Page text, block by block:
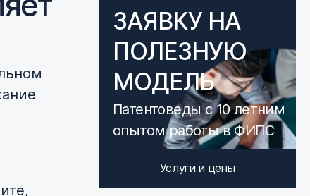
ЗАЯВКУ НА
ПОЛЕЗНУЮ
МОДЕЛЬ
Патентоведы с 10 летним
опытом работы в ФИПС
Услуги и цены